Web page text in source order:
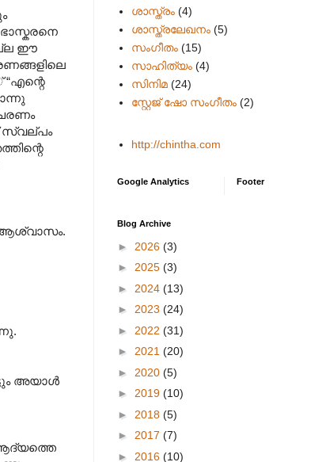
ഈ
സ്വല്പം
ആശ്വാസം.
അയാള്‍‍
ശാസ്ത്രം (4)
ശാസ്ത്രലേഖനം (5)
സംഗീതം (15)
സാഹിത്യം (4)
സിനിമ (24)
സ്റ്റേജ് ഷോ സംഗീതം (2)
http://chintha.com
Google Analytics Footer
Blog Archive
► 2026 (3)
► 2025 (3)
► 2024 (13)
► 2023 (24)
► 2022 (31)
► 2021 (20)
► 2020 (5)
► 2019 (10)
► 2018 (5)
► 2017 (7)
► 2016 (10)